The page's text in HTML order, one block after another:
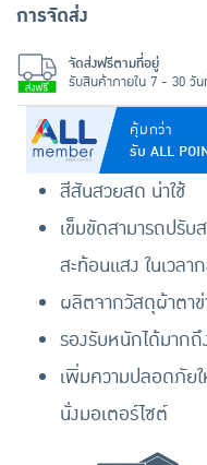
คุ้มกว่า
รับ ALL
สีสันสวยสด น่าใช้
เข็มขัดสามารถปรั
สะท้อนแสง ในเวลา
ผลิตจากวัสดุผ้าตา
รองรับหนักได้มาก
เพิ่มความปลอดภัย
นั่งมอเตอร์ไซต์
การจัดส่ง
จัดส่งฟรีตามที่อยู่
รับสินค้าภายใน 7 - 30 วัน